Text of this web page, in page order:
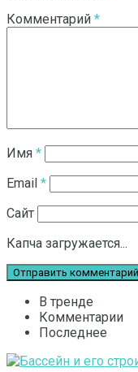
Комментарий *
Имя *
Email *
Сайт
Капча загружается...
В тренде
Комментарии
Последнее